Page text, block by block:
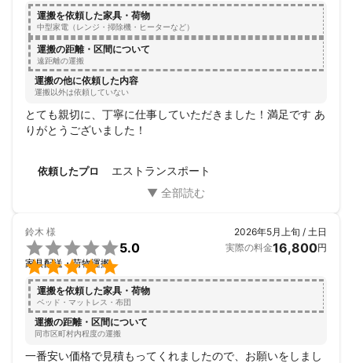
運搬を依頼した家具・荷物
中型家電（レンジ・掃除機・ヒーターなど）
運搬の距離・区間について
遠距離の運搬
運搬の他に依頼した内容
運搬以外は依頼していない
とても親切に、丁寧に仕事していただきました！満足です あ
りがとうございました！
依頼したプロ エストランスポート
鈴木 様


5.0
家具配送・荷物運搬
2026年5月上旬 / 土日
実際の料金16,800円
運搬を依頼した家具・荷物
ベッド・マットレス・布団
運搬の距離・区間について
同市区町村内程度の運搬
一番安い価格で見積もってくれましたので、お願いをしまし